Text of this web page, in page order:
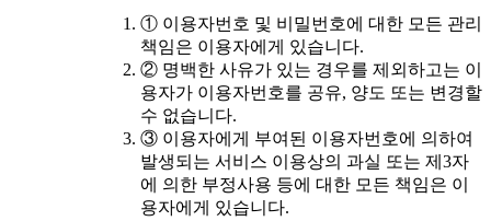
① 이용자번호 및 비밀번호에 대한 모든 관리
책임은 이용자에게 있습니다.
② 명백한 사유가 있는 경우를 제외하고는 이
용자가 이용자번호를 공유, 양도 또는 변경할
수 없습니다.
③ 이용자에게 부여된 이용자번호에 의하여
발생되는 서비스 이용상의 과실 또는 제3자
에 의한 부정사용 등에 대한 모든 책임은 이
용자에게 있습니다.